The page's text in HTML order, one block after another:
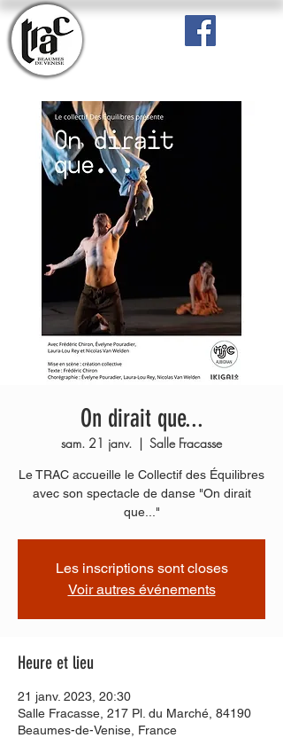
On dirait que...
sam. 21 janv.
  |
Salle Fracasse
Le TRAC accueille le Collectif des Équilibres
avec son spectacle de danse "On dirait
que..."
Les inscriptions sont closes
Voir autres événements
Heure et lieu
21 janv. 2023, 20:30
Salle Fracasse, 217 Pl. du Marché, 84190
Beaumes-de-Venise, France